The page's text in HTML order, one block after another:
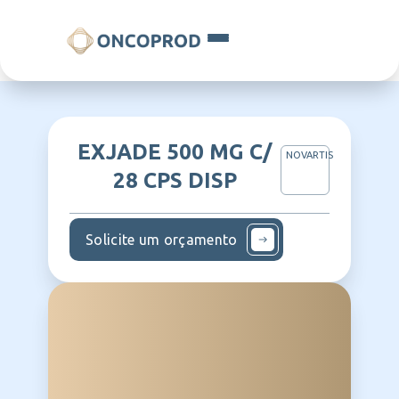
EXJADE 500 MG C/
28 CPS DISP
NOVARTIS
Solicite um orçamento